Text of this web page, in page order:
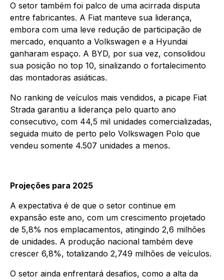
O setor também foi palco de uma acirrada disputa
entre fabricantes. A Fiat manteve sua liderança,
embora com uma leve redução de participação de
mercado, enquanto a Volkswagen e a Hyundai
ganharam espaço. A BYD, por sua vez, consolidou
sua posição no top 10, sinalizando o fortalecimento
das montadoras asiáticas.
No ranking de veículos mais vendidos, a picape Fiat
Strada garantiu a liderança pelo quarto ano
consecutivo, com 44,5 mil unidades comercializadas,
seguida muito de perto pelo Volkswagen Polo que
vendeu somente 4.507 unidades a menos.
Projeções para 2025
A expectativa é de que o setor continue em
expansão este ano, com um crescimento projetado
de 5,8% nos emplacamentos, atingindo 2,6 milhões
de unidades. A produção nacional também deve
crescer 6,8%, totalizando 2,749 milhões de veículos.
O setor ainda enfrentará desafios, como a alta da